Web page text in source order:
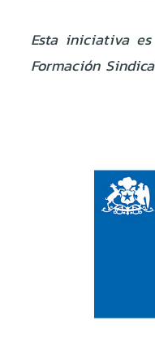
Esta iniciativa
Formación